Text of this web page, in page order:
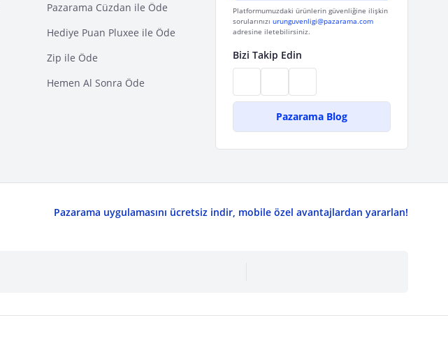
Pazarama Cüzdan ile Öde
Hediye Puan Pluxee ile Öde
Zip ile Öde
Hemen Al Sonra Öde
Platformumuzdaki ürünlerin güvenliğine ilişkin
sorularınızı urunguvenligi@pazarama.com
adresine iletebilirsiniz.
Bizi Takip Edin
Pazarama Blog
Pazarama uygulamasını ücretsiz indir, mobile özel avantajlardan yararlan!